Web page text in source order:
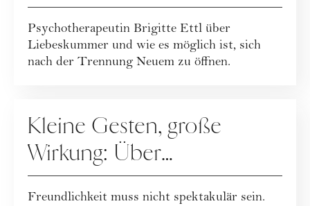
Psychotherapeutin Brigitte Ettl über
Liebeskummer und wie es möglich ist, sich
nach der Trennung Neuem zu öffnen.
Kleine Gesten, große
Wirkung: Über
Freundlichkeit im Alltag
Freundlichkeit muss nicht spektakulär sein.